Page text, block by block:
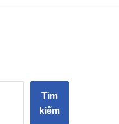
Tìm
kiếm